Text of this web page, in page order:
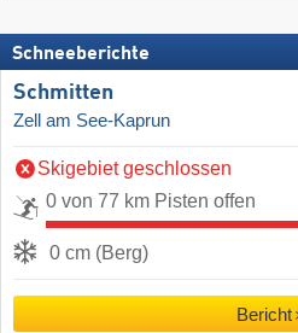
Schneeberichte
Schmitten
Zell am See-Kaprun
Skigebiet geschlossen
0 von 77 km Pisten offen
0 cm (Berg)
Bericht